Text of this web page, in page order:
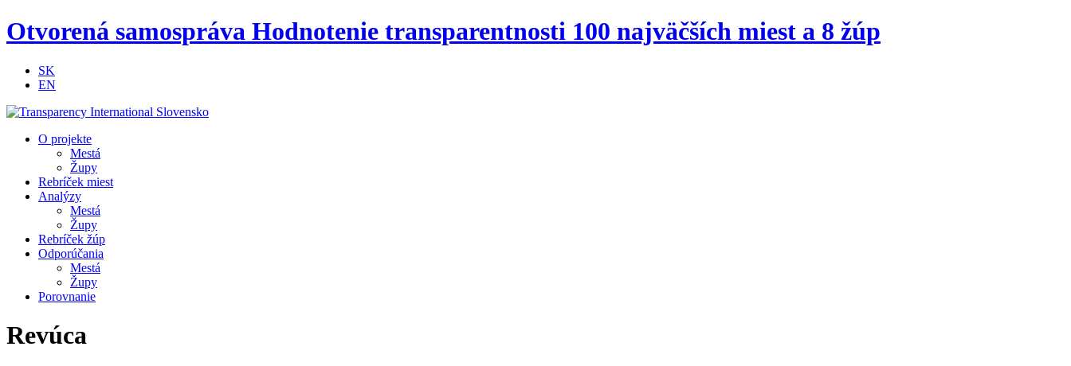
Otvorená samospráva Hodnotenie transparentnosti 100 najväčších miest a 8 žúp
SK
EN
O projekte
Mestá
Župy
Rebríček miest
Analýzy
Mestá
Župy
Rebríček žúp
Odporúčania
Mestá
Župy
Porovnanie
Revúca